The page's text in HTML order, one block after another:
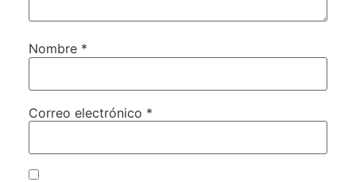
Nombre *
Correo electrónico *